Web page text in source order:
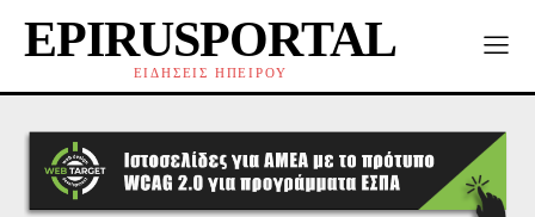
EPIRUSPORTAL
ΕΙΔΗΣΕΙΣ ΗΠΕΙΡΟΥ